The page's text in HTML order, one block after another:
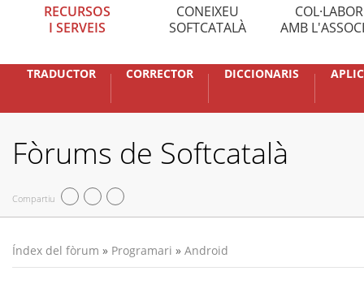
RECURSOS
I SERVEIS
CONEIXEU
SOFTCATALÀ
AMB
TRADUCTOR CORRECTOR DICCIONARIS
Fòrums de Softcatalà
Compartiu
Índex del fòrum » Programari » Android